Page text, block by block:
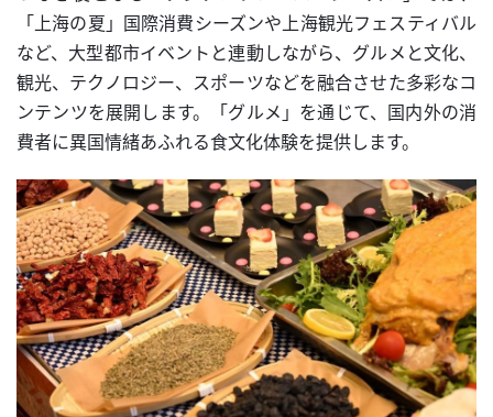
「上海の夏」国際消費シーズンや上海観光フェスティバル
など、大型都市イベントと連動しながら、グルメと文化、
観光、テクノロジー、スポーツなどを融合させた多彩なコ
ンテンツを展開します。「グルメ」を通じて、国内外の消
費者に異国情緒あふれる食文化体験を提供します。